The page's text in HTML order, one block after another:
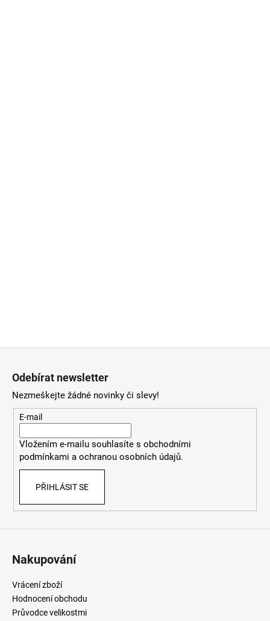
Odebírat newsletter
Nezmeškejte žádné novinky či slevy!
E-mail
Vložením e-mailu souhlasítes obchodními
podmínkami a ochranou osobních údajů.
PŘIHLÁSIT SE
Nakupování
Vrácení zboží
Hodnocení obchodu
Průvodce velikostmi